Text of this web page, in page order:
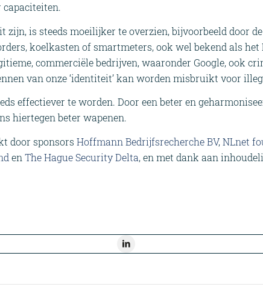
capaciteiten.
zijn, is steeds moeilijker te overzien, bijvoorbeeld door
koelkasten of smartmeters, ook wel bekend als
commerciële bedrijven, waaronder Google, ook
van onze ‘identiteit’ kan worden misbruikt voor
effectiever te worden. Door een beter en
hiertegen beter wapenen.
door sponsors Hoffmann Bedrijfsrecherche BV,NLnet
en The Hague Security Delta, en met dank aan